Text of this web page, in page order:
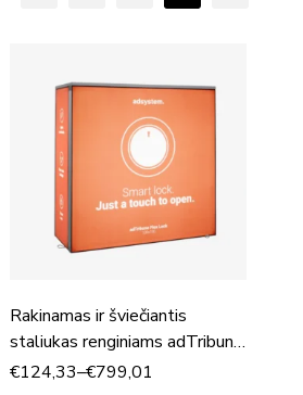
Rakinamas ir šviečiantis
staliukas renginiams adTribune
Flex Lock
€124,33–€799,01